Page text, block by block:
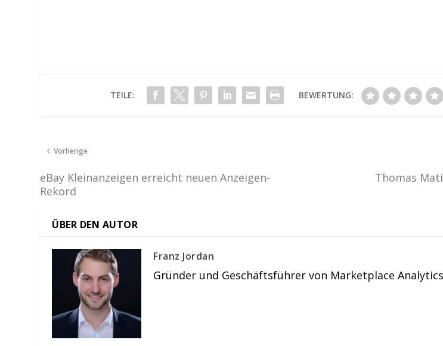
TEILE: BEWERTUNG:
Vorherige
eBay Kleinanzeigen erreicht neuen Anzeigen-
Rekord
Thomas
ÜBER DEN AUTOR
Franz Jordan
Gründer und Geschäftsführer von Marketplace Analytics